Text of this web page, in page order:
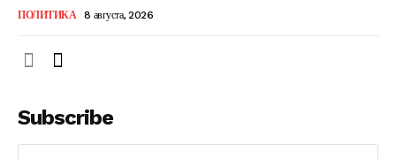
ПОЛИТИКА 8 августа, 2026
Subscribe